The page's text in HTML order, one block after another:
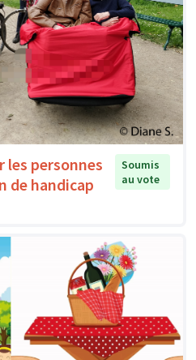
les personnes
de handicap
Soumis
au vote